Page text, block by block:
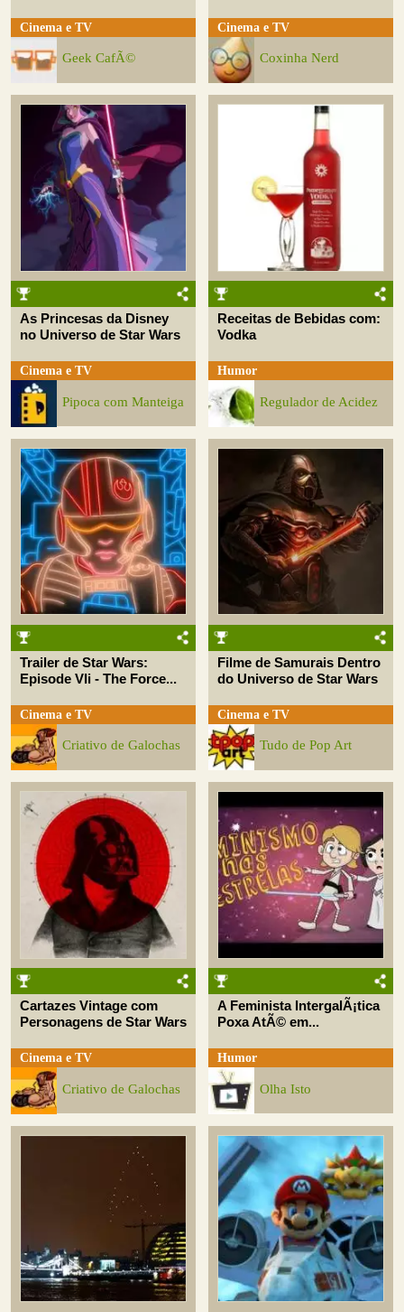
Cinema e TV
Geek CafÃ©
Cinema e TV
Coxinha Nerd
As Princesas da Disney
no Universo de Star Wars
Cinema e TV
Pipoca com Manteiga
Receitas de Bebidas com:
Vodka
Humor
Regulador de Acidez
Trailer de Star Wars:
Episode VIi - The Force...
Cinema e TV
Criativo de Galochas
Filme de Samurais Dentro
do Universo de Star Wars
Cinema e TV
Tudo de Pop Art
Cartazes Vintage com
Personagens de Star Wars
Cinema e TV
Criativo de Galochas
A Feminista IntergalÃ¡tica
Poxa AtÃ© em...
Humor
Olha Isto